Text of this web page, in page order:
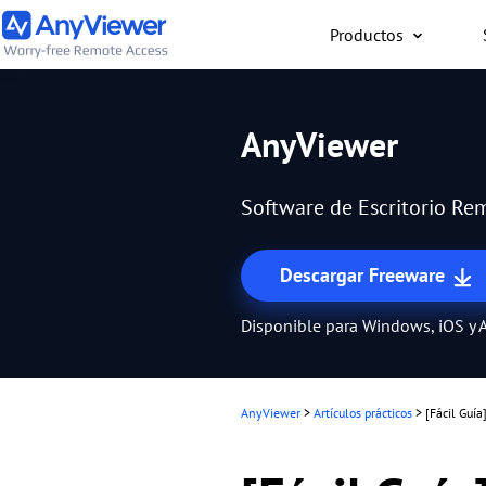
Productos
Mac o un teléfono
AnyViewer
Software de Escritorio
Descargar Freeware
Disponible para Windows, iOS y
AnyViewer > Artículos prácticos > [Fácil